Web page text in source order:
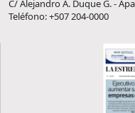
C/ Alejandro A. Duque G. -
Teléfono: +507 204-0000